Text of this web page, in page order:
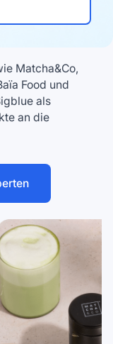
Matcha&Co,
Food und
als
an die